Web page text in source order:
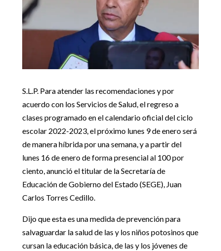
S.L.P. Para atender las recomendaciones y por
acuerdo con los Servicios de Salud, el regreso a
clases programado en el calendario oficial del ciclo
escolar 2022-2023, el próximo lunes 9 de enero será
de manera híbrida por una semana, y a partir del
lunes 16 de enero de forma presencial al 100 por
ciento, anunció el titular de la Secretaría de
Educación de Gobierno del Estado (SEGE), Juan
Carlos Torres Cedillo.
Dijo que esta es una medida de prevención para
salvaguardar la salud de las y los niños potosinos que
cursan la educación básica, de las y los jóvenes de